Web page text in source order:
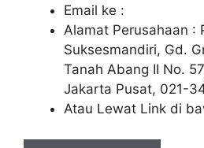
Email ke :
Alamat Perusahaan :
Suksesmandiri, Gd.
Tanah Abang II No.
Jakarta Pusat, 021-
Atau Lewat Link di